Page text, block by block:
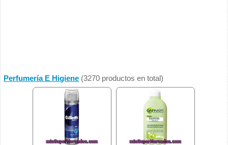
Perfumería E Higiene (3270 productos en total)